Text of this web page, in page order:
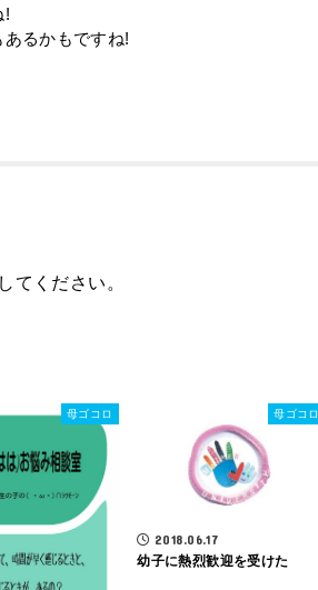
!
るかもですね!
してください。
母ゴコロ 母ゴコロ
2018.06.17
幼子に熱烈歓迎を受けた